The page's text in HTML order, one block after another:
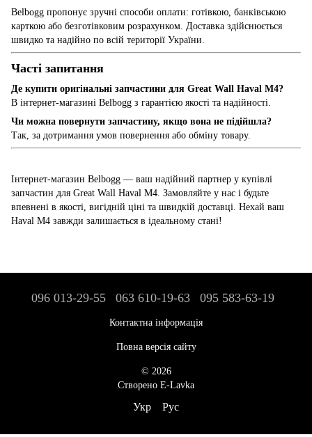
Belbogg пропонує зручні способи оплати: готівкою, банківською
карткою або безготівковим розрахунком. Доставка здійснюється
швидко та надійно по всій території України.
Часті запитання
Де купити оригінальні запчастини для Great Wall Haval M4?
В інтернет-магазині Belbogg з гарантією якості та надійності.
Чи можна повернути запчастину, якщо вона не підійшла?
Так, за дотримання умов повернення або обміну товару.
Інтернет-магазин Belbogg — ваш надійний партнер у купівлі
запчастин для Great Wall Haval M4. Замовляйте у нас і будьте
впевнені в якості, вигідній ціні та швидкій доставці. Нехай ваш
Haval M4 завжди залишається в ідеальному стані!
096 013-29-55 063 610-19-63 095 583-63-19
Контактна інформація
Повна версія сайту
© 2026
Створено E-Lavka
Укр Рус